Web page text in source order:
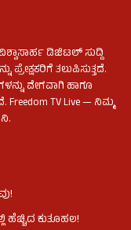
ವಿಶ್ವಾಸಾರ್ಹ ಡಿಜಿಟಲ್ ಸುದ್ದಿ
ಪ್ರೇಕ್ಷಕರಿಗೆ ತಲುಪಿಸುತ್ತದೆ.
ವೇಗವಾಗಿ ಹಾಗೂ
TV Live — ನಿಮ್ಮ
ಹೆಚ್ಚಿದ ಕುತೂಹಲ!